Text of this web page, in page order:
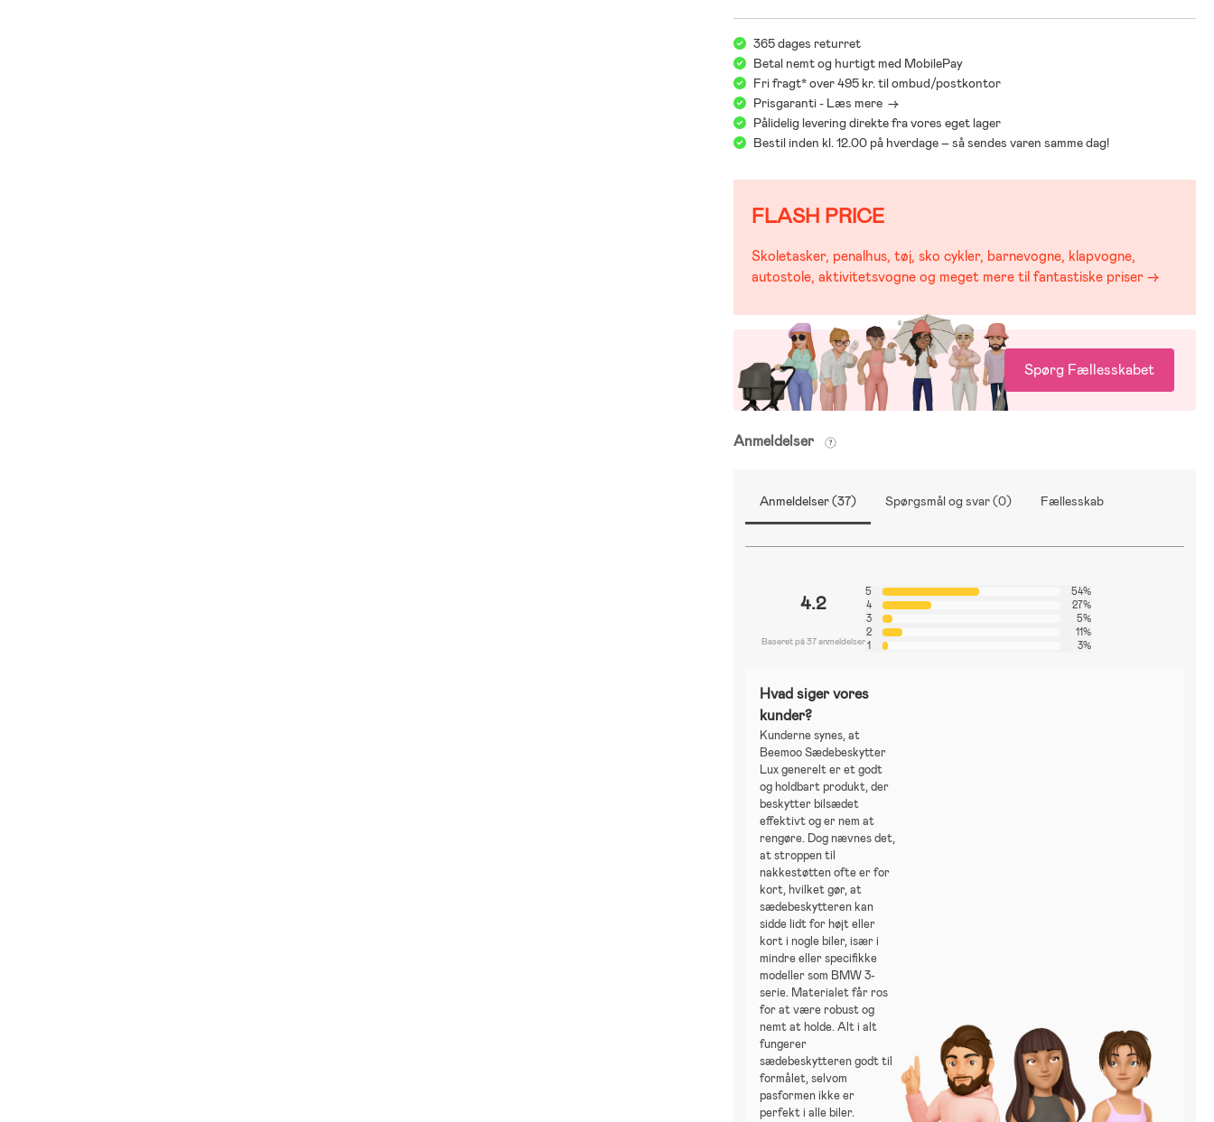
365 dages returret
Betal nemt og hurtigt med MobilePay
Fri fragt* over 495 kr. til ombud/postkontor
Prisgaranti - Læs mere ->
Pålidelig levering direkte fra vores eget lager
Bestil inden kl. 12.00 på hverdage – så sendes varen samme dag!
FLASH PRICE
Skoletasker, penalhus, tøj, sko cykler, barnevogne, klapvogne,
autostole, aktivitetsvogne og meget mere til fantastiske priser →
Spørg Fællesskabet
Anmeldelser
Anmeldelser (37) Spørgsmål og svar (0) Fællesskab
4.2
Baseret på 37 anmeldelser
5
54%
4
27%
3
5%
2
11%
1
3%
Hvad siger vores
kunder?
Kunderne synes, at
Beemoo Sædebeskytter
Lux generelt er et godt
og holdbart produkt, der
beskytter bilsædet
effektivt og er nem at
rengøre. Dog nævnes det,
at stroppen til
nakkestøtten ofte er for
kort, hvilket gør, at
sædebeskytteren kan
sidde lidt for højt eller
kort i nogle biler, især i
mindre eller specifikke
modeller som BMW 3-
serie. Materialet får ros
for at være robust og
nemt at holde. Alt i alt
fungerer
sædebeskytteren godt til
formålet, selvom
pasformen ikke er
perfekt i alle biler.